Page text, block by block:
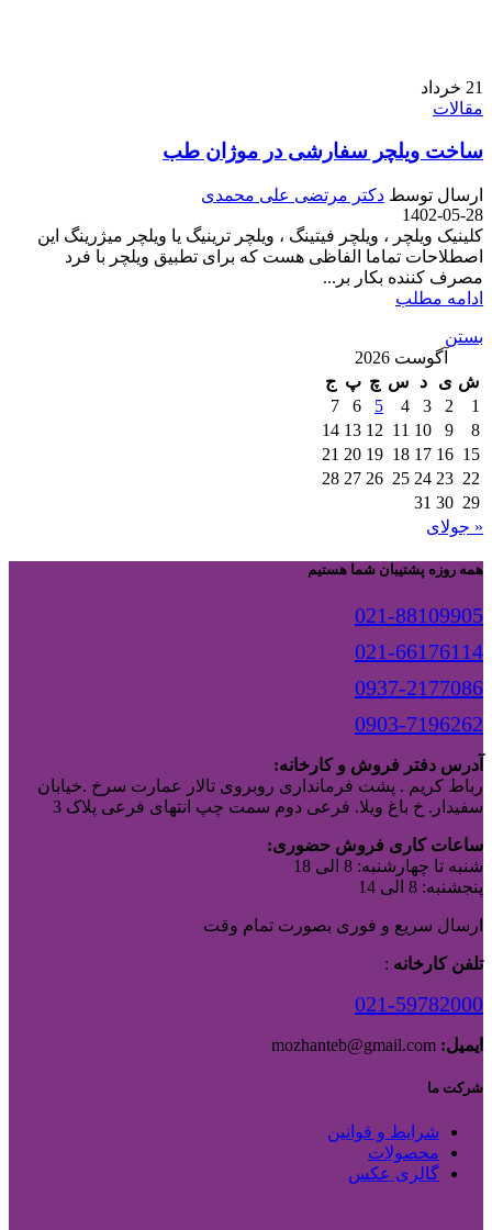
21 خرداد
مقالات
ساخت ویلچر سفارشی در موژان طب
ارسال توسط دکتر مرتضی علی محمدی
1402-05-28
کلینیک ویلچر ، ویلچر فیتینگ ، ویلچر ترینیگ یا ویلچر میژرینگ این
اصطلاحات تماما الفاظی هست که برای تطبیق ویلچر با فرد
مصرف کننده بکار بر...
ادامه مطلب
بستن
آگوست 2026
ش ی د س چ پ ج
1
2
3
4
5
6
7
8
9
10
11
12
13
14
15
16
17
18
19
20
21
22
23
24
25
26
27
28
29
30
31
« جولای
همه روزه پشتیبان شما هستیم
021-88109905
021-66176114
0937-2177086
0903-7196262
آدرس دفتر فروش و کارخانه:
رباط کریم . پشت فرمانداری روبروی تالار عمارت سرخ .خیابان
سفیدار. خ باغ ویلا. فرعی دوم سمت چپ انتهای فرعی پلاک 3
ساعات کاری فروش حضوری:
شنبه تا چهارشنبه: 8 الی 18
پنجشنبه: 8 الی 14
ارسال سریع و فوری بصورت تمام وقت
تلفن کارخانه :
021-59782000
ایمیل:
شرکت ما
شرایط و قوانین
محصولات
گالری عکس